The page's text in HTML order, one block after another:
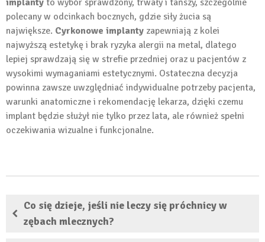
implanty to wybór sprawdzony, trwały i tańszy, szczególnie
polecany w odcinkach bocznych, gdzie siły żucia są
największe. Cyrkonowe implanty zapewniają z kolei
najwyższą estetykę i brak ryzyka alergii na metal, dlatego
lepiej sprawdzają się w strefie przedniej oraz u pacjentów z
wysokimi wymaganiami estetycznymi. Ostateczna decyzja
powinna zawsze uwzględniać indywidualne potrzeby pacjenta,
warunki anatomiczne i rekomendację lekarza, dzięki czemu
implant będzie służył nie tylko przez lata, ale również spełni
oczekiwania wizualne i funkcjonalne.
Co się dzieje, jeśli nie leczy się próchnicy w
zębach mlecznych?